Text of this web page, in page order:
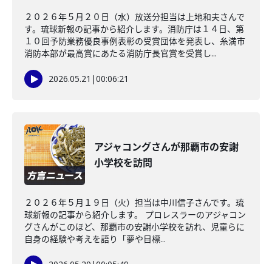
２０２６年５月２０日（水）放送分担当は上地和夫さんで
す。琉球新報の記事から紹介します。消防庁は１４日、第
１０回予防業務優良事例表彰の受賞団体を発表し、糸満市
消防本部が最高賞にあたる消防庁長官賞を受賞し...
2026.05.21 |00:06:21
アジャコングさんが那覇市の安謝
小学校を訪問
２０２６年５月１９日（火）担当は中川信子さんです。琉
球新報の記事から紹介します。 プロレスラーのアジャコン
グさんがこのほど、那覇市の安謝小学校を訪れ、児童らに
自身の経験や考えを語り「夢や目標...